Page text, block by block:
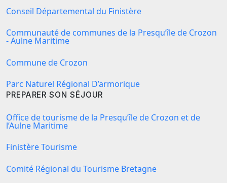
Conseil Départemental du Finistère
Communauté de communes de la Presqu’île de Crozon
- Aulne Maritime
Commune de Crozon
Parc Naturel Régional D’armorique
PREPARER SON SÉJOUR
Office de tourisme de la Presqu’île de Crozon et de
l’Aulne Maritime
Finistère Tourisme
Comité Régional du Tourisme Bretagne